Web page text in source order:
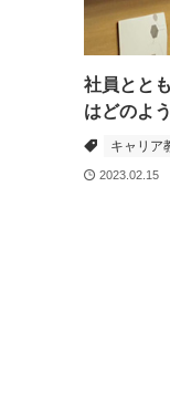
社員とと
はどのよ
キャリア
2023.02.15